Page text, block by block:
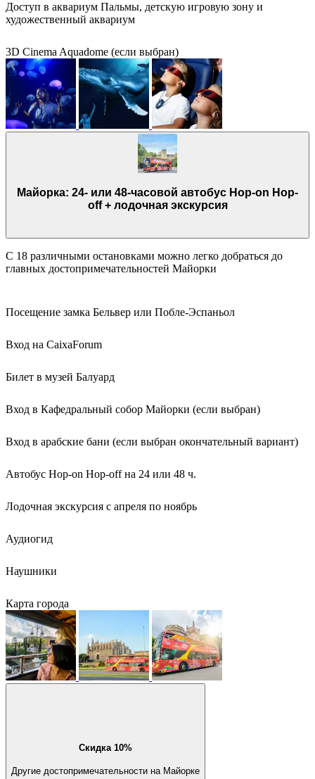
Доступ в аквариум Пальмы, детскую игровую зону и
художественный аквариум
3D Cinema Aquadome (если выбран)
Майорка: 24- или 48-часовой автобус Hop-on Hop-
off + лодочная экскурсия
С 18 различными остановками можно легко добраться до
главных достопримечательностей Майорки
Посещение замка Бельвер или Побле-Эспаньол
Вход на CaixaForum
Билет в музей Балуард
Вход в Кафедральный собор Майорки (если выбран)
Вход в арабские бани (если выбран окончательный вариант)
Автобус Hop-on Hop-off на 24 или 48 ч.
Лодочная экскурсия с апреля по ноябрь
Аудиогид
Наушники
Карта города
Скидка 10%
Другие достопримечательности на Майорке